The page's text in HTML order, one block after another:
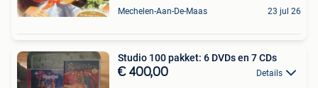
Mechelen-Aan-De-Maas 23 jul 26
Studio 100 pakket: 6 DVDs en 7 CDs
€ 400,00 Details